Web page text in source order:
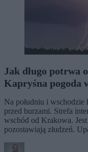
Jak długo potrwa
Kapryśna pogoda
Na południu i
przed burzami. Strefa
wschód od Krakowa.
pozostawiają złudzeń.